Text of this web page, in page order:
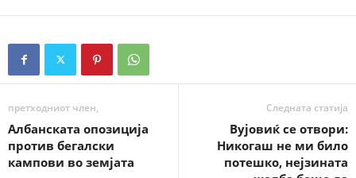
претходниот член,
Албанската опозиција
против бегалски
кампови во земјата
Следната статија
Вујовиќ се отвори:
Никогаш не ми било
потешко, нејзината